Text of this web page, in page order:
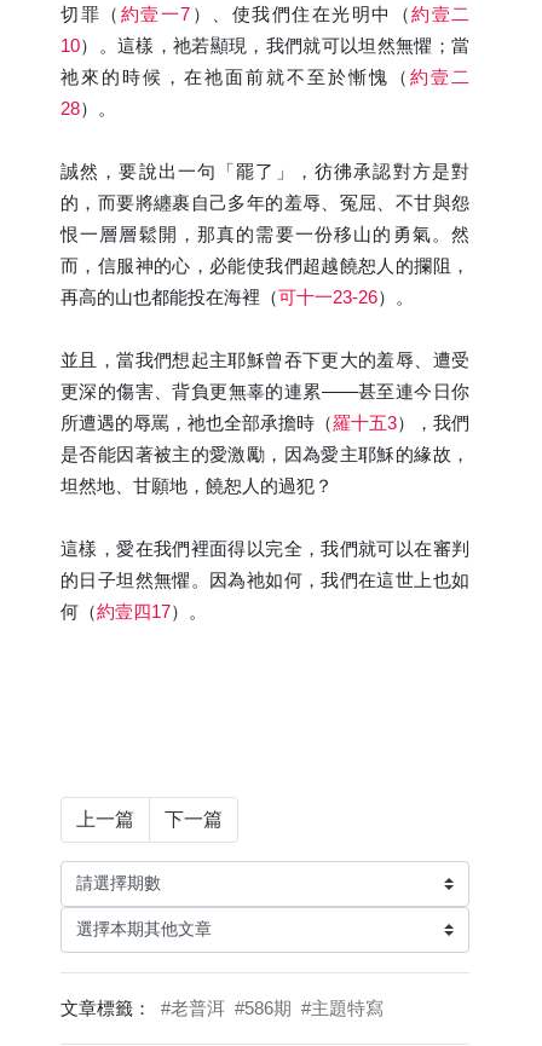
切罪（ 約壹一7 ）、使我們住在光明中（約壹二
10）。這樣，祂若顯現，我們就可以坦然無懼；當
祂來的時候，在祂面前就不至於慚愧（ 約壹二
28）。
誠然，要說出一句「罷了」，彷彿承認對方是對
的，而要將纏裹自己多年的羞辱、冤屈、不甘與怨
恨一層層鬆開，那真的需要一份移山的勇氣。然
而，信服神的心，必能使我們超越饒恕人的攔阻，
再高的山也都能投在海裡（可十一23-26）。
並且，當我們想起主耶穌曾吞下更大的羞辱、遭受
更深的傷害、背負更無辜的連累——甚至連今日你
所遭遇的辱罵，祂也全部承擔時（羅十五3），我們
是否能因著被主的愛激勵，因為愛主耶穌的緣故，
坦然地、甘願地，饒恕人的過犯？
這樣，愛在我們裡面得以完全，我們就可以在審判
的日子坦然無懼。因為祂如何，我們在這世上也如
何（約壹四17）。
上一篇 下一篇
文章標籤： #老普洱 #586期 #主題特寫